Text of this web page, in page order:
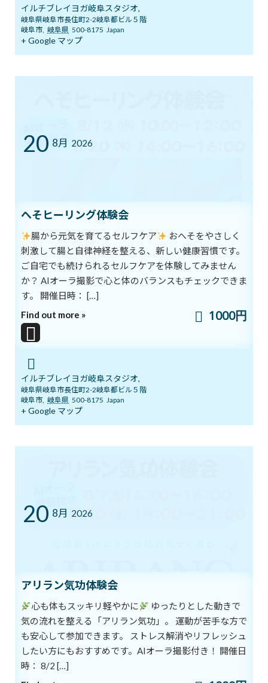
ごすことができるのかを語ってくれることになりました！
オンラインですから、ご自宅で参加していただけます。まだ小さ
いお子さんの親御さんも、色んな教育に興味のある方も、ぜひご
参加くださいませ！
ブログ
脚がすっきりスリムに
2019年11月4日
次の記事
イルチブレイヨガ岐阜スタジオ,
岐阜県岐阜市長住町2-2岐阜都ビル５階
岐阜市, 岐阜県 500-8175 Japan
+ Google マップ
20 8月 2026
へそヒーリング体験会
腸から元気を育てるセルフケア
おへそをやさしく
刺激して腸と自律神経を整える、新しい健康習慣です。
ご自宅でも続けられるセルフケアを体験してみません
か？ AIオーラ撮影で心と体のバランスもチェックできま
す。 開催日時： […]
Find out more »
1000円
イルチブレイヨガ岐阜スタジオ,
岐阜県岐阜市長住町2-2岐阜都ビル５階
岐阜市, 岐阜県 500-8175 Japan
+ Google マップ
20 8月 2026
アリラン気功体験会
心も体もスッキリ軽やかに
ゆったりとした動きで
気の流れを整える「アリラン気功」。 運動が苦手な方で
も安心して参加できます。 ストレス解消やリフレッシュ
したい方にもおすすめです。AIオーラ撮影付き！ 開催日
時： 8/2 […]